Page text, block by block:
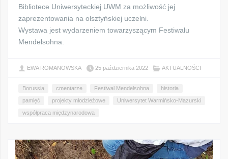
Bibliotece Uniwersyteckiej UWM za możliwość jej
zaprezentowania na olsztyńskiej uczelni.
Wystawa jest wydarzeniem towarzyszącym Festiwalu
Mendelsohna.
EWA ROMANOWSKA 25 października 2022 AKTUALNOŚCI
Borussia cmentarze Festiwal Mendelsohna
historia
pamięć
projekty młodzieżowe
Uniwersytet Warmińsko-Mazurski
współpraca międzynarodowa